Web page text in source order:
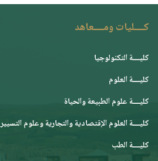
كــــليات ومــــعاهد
كليــــة التكنولوجيا
كليــــة العلوم
كليــــة علوم الطبيعة والحياة
كليــــة العلوم الإقتصادية والتجارية وعلوم التسيير
كليــــة الطب